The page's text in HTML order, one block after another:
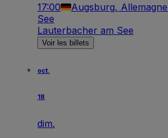
17:00 Augsburg, Allemagne
See
Lauterbacher am See
Voir les billets
oct.
18
dim.